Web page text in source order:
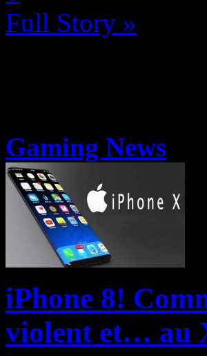
Full Story »
Gaming News
iPhone 8!
violent et… au